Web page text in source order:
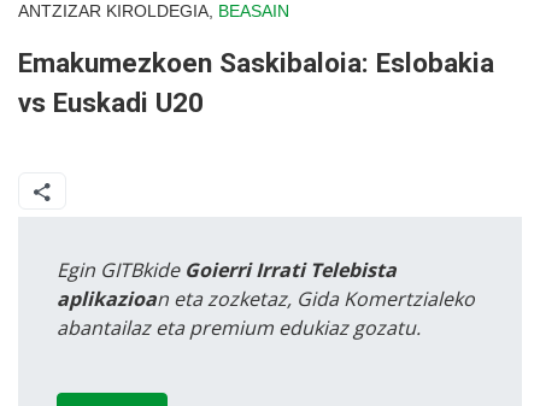
ANTZIZAR KIROLDEGIA, BEASAIN
Emakumezkoen Saskibaloia: Eslobakia
vs Euskadi U20
Egin GITBkide Goierri Irrati Telebista
aplikazioan eta zozketaz, Gida Komertzialeko
abantailaz eta premium edukiaz gozatu.